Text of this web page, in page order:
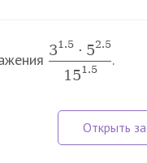
31.5 · 52.5
151.5
.